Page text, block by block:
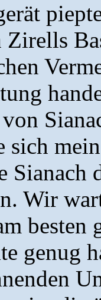
sich
Sianach
Wir
genug